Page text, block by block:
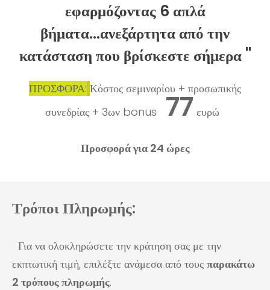
εφαρμόζοντας 6 απλά
βήματα...ανεξάρτητα από την
κατάσταση που βρίσκεστε σήμερα "
ΠΡΟΣΦΟΡΑ: Κόστος σεμιναρίου + προσωπικής
συνεδρίας + 3ων bonus 77 ευρώ
Προσφορά για 24 ώρες
Τρόποι Πληρωμής:
Για να ολοκληρώσετε την κράτηση σας με την
εκπτωτική τιμή, επιλέξτε ανάμεσα από τους παρακάτω
2 τρόπους πληρωμής.